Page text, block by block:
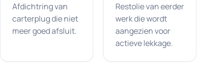
Afdichtring van
carterplug die niet
meer goed afsluit.
Restolie van eerder
werk die wordt
aangezien voor
actieve lekkage.